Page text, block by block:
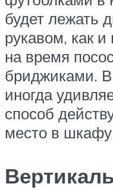
будет лежать
рукавом, как
на время
бриджиками. В
иногда
способ
место в шкафу